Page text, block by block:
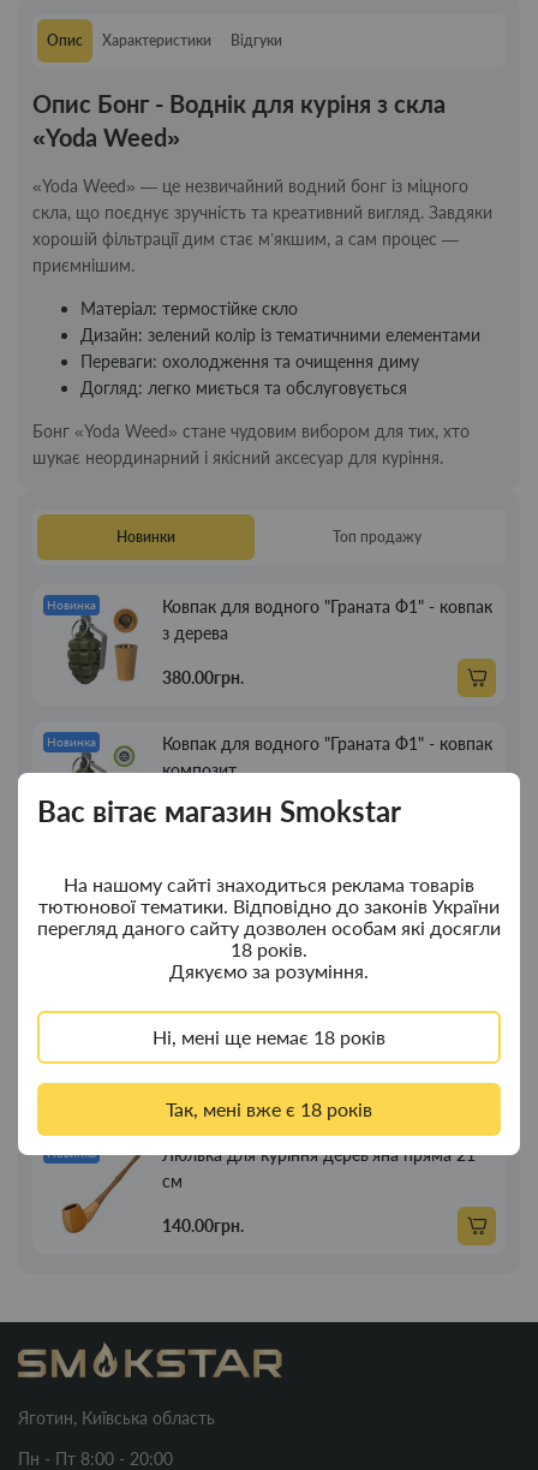
Вас вітає магазин Smokstar
На нашому сайті знаходиться реклама товарів
тютюнової тематики. Відповідно до законів України
перегляд даного сайту дозволен особам які досягли
18 років.
Дякуємо за розуміння.
Ні, мені ще немає 18 років
Так, мені вже є 18 років
Опис Характеристики Відгуки
Опис Бонг - Воднік для куріня з скла
«Yoda Weed»
«Yoda Weed» — це незвичайний водний бонг із міцного
скла, що поєднує зручність та креативний вигляд. Завдяки
хорошій фільтрації дим стає м’якшим, а сам процес —
приємнішим.
Матеріал: термостійке скло
Дизайн: зелений колір із тематичними елементами
Переваги: охолодження та очищення диму
Догляд: легко миється та обслуговується
Бонг «Yoda Weed» стане чудовим вибором для тих, хто
шукає неординарний і якісний аксесуар для куріння.
Новинки Топ продажу
Новинка
Ковпак для водного "Граната Ф1" - ковпак
з дерева
380.00грн.
Новинка
Ковпак для водного "Граната Ф1" - ковпак
композит
350.00грн.
Новинка
Портсигар для сигарет Focus із USB
запальничкою на 20 сиг
269.00грн.
Новинка Люлька для куріння дерев'яна пряма 13см
89.00грн.
Новинка
Люлька для куріння дерев'яна пряма 21
см
140.00грн.
Яготин, Київська область
Пн - Пт 8:00 - 20:00